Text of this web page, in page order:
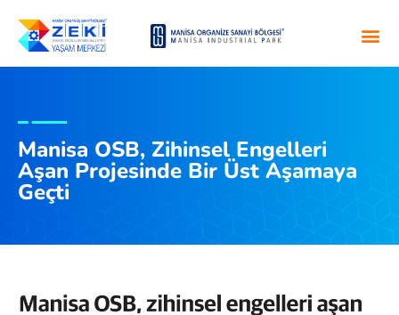
Manisa OSB, Zihinsel Engelleri
Aşan Projesinde Bir Üst Aşamaya
Geçti